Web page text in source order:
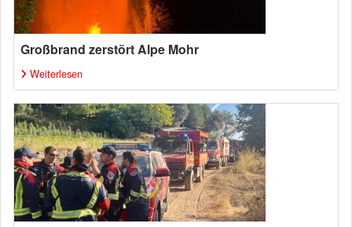
Großbrand zerstört Alpe Mohr
Weiterlesen